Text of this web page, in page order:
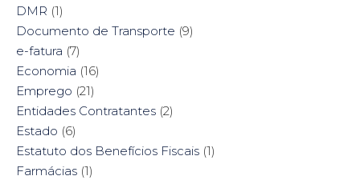
DMR (1)
Documento de Transporte (9)
e-fatura (7)
Economia (16)
Emprego (21)
Entidades Contratantes (2)
Estado (6)
Estatuto dos Benefícios Fiscais (1)
Farmácias (1)